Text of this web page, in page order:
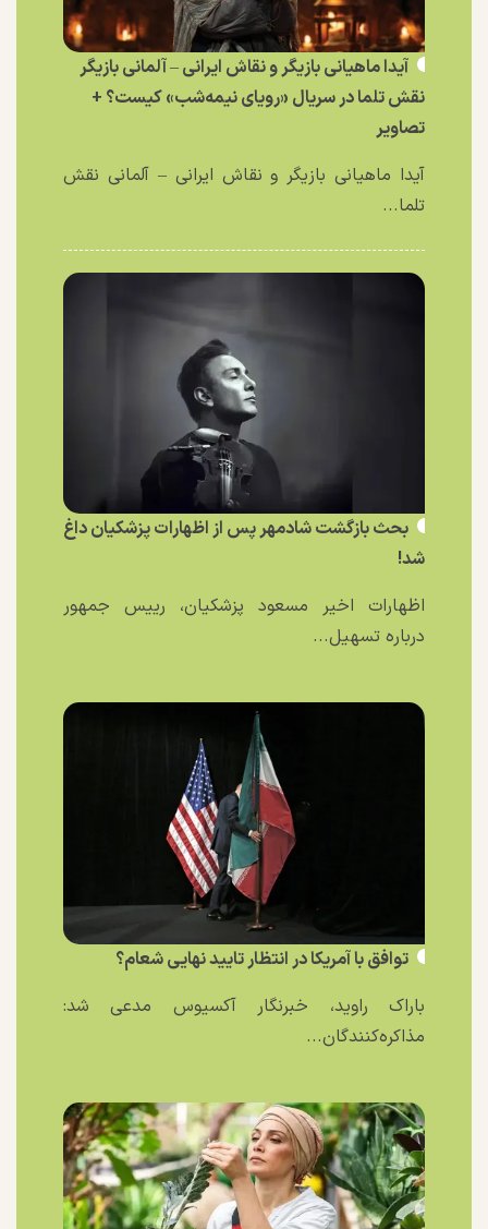
آیدا ماهیانی بازیگر و نقاش ایرانی – آلمانی بازیگر
نقش تلما در سریال «رویای نیمه‌شب» کیست؟ +
تصاویر
آیدا ماهیانی بازیگر و نقاش ایرانی – آلمانی نقش
تلما...
بحث بازگشت شادمهر پس از اظهارات پزشکیان داغ
شد!
اظهارات اخیر مسعود پزشکیان، رییس جمهور
درباره تسهیل...
توافق با آمریکا در انتظار تایید نهایی شعام؟
باراک راوید، خبرنگار آکسیوس مدعی شد:
مذاکره‌کنندگان...